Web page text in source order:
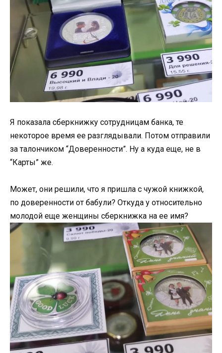
Я показала сберкнижку сотрудницам банка, те
некоторое время ее разглядывали. Потом отправили
за талончиком “Доверенности”. Ну а куда еще, не в
“Карты” же.
Может, они решили, что я пришла с чужой книжкой,
по доверенности от бабули? Откуда у относительно
молодой еще женщины сберкнижка на ее имя?